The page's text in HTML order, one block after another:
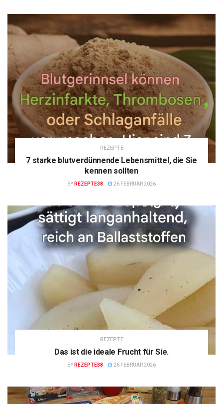
REZEPTE
7 starke blutverdünnende Lebensmittel, die Sie
kennen sollten
BY REZEPTE38 26 FEBRUAR 2026
REZEPTE
Das ist die ideale Frucht für Sie.
BY REZEPTE38 26 FEBRUAR 2026